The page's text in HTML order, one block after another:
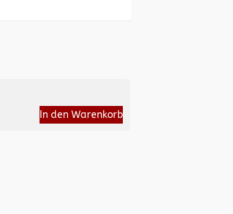
In den Warenkorb